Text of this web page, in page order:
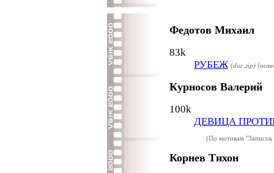
Федотов Михаил
83k
РУБЕЖ (doc.zip)
Курносов Валерий
100k
ДЕВИЦА
(По мотивам
Корнев Тихон